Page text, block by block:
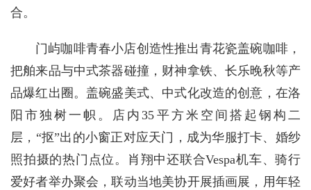
合。
门屿咖啡青春小店创造性推出青花瓷盖碗咖啡，
把舶来品与中式茶器碰撞，财神拿铁、长乐晚秋等产
品爆红出圈。盖碗盛美式、中式化改造的创意，在洛
阳市独树一帜。店内35平方米空间搭起钢构二
层，“抠”出的小窗正对应天门，成为华服打卡、婚纱
照拍摄的热门点位。肖翔中还联合Vespa机车、骑行
爱好者举办聚会，联动当地美协开展插画展，用年轻